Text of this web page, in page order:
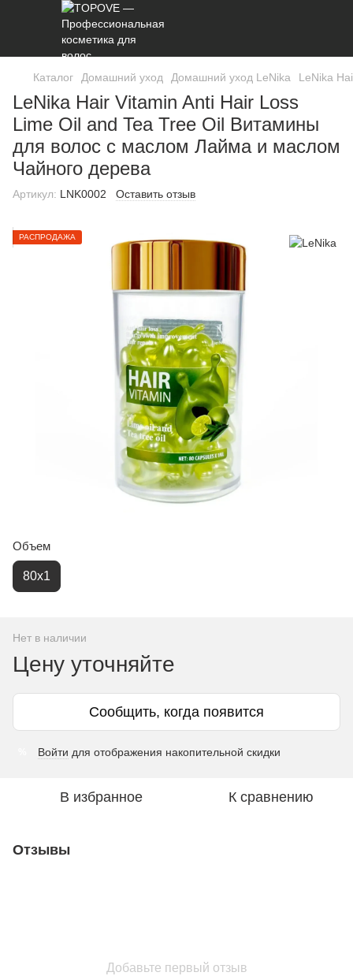
Каталог Домашний уход Домашний уход LeNika LeNika
LeNika Hair Vitamin Anti Hair Loss
Lime Oil and Tea Tree Oil Витамины
для волос с маслом Лайма и маслом
Чайного дерева
Артикул: LNK0002 Оставить отзыв
РАСПРОДАЖА
Объем
80х1
Нет в наличии
Цену уточняйте
Сообщить, когда появится
Войти для отображения накопительной скидки
В избранное К сравнению
Отзывы
Добавьте первый отзыв